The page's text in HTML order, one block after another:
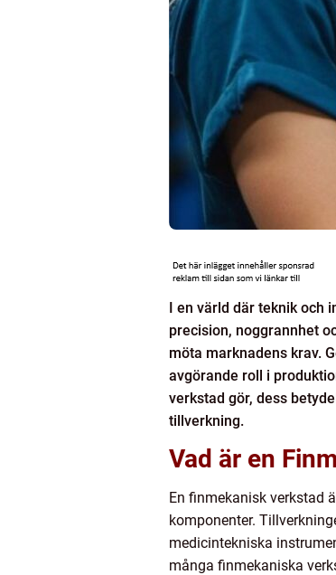
I en värld där teknik och
precision, noggrannhet
möta marknadens krav.
avgörande roll i
verkstad gör, dess
tillverkning.
Vad är en
En finmekanisk verkstad
komponenter.
medicintekniska
många finmekaniska